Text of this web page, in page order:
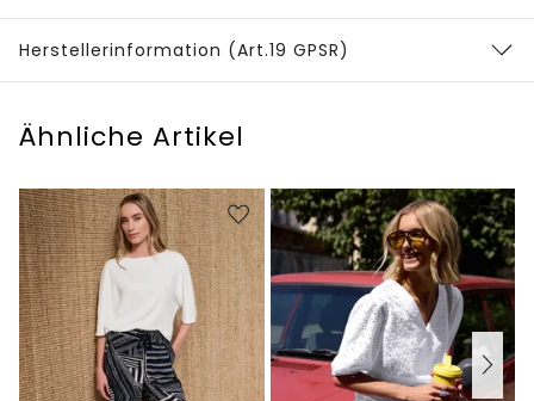
Herstellerinformation (Art.19 GPSR)
Ähnliche Artikel